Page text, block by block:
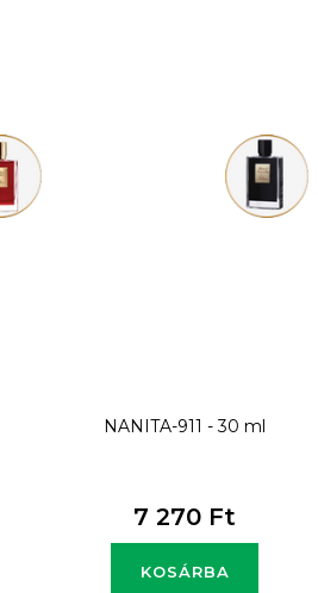
NANITA-911 - 30 ml
7 270 Ft
KOSÁRBA